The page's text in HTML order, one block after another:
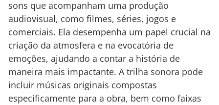
sons que acompanham uma produção
audiovisual, como filmes, séries, jogos e
comerciais. Ela desempenha um papel crucial na
criação da atmosfera e na evocatória de
emoções, ajudando a contar a história de
maneira mais impactante. A trilha sonora pode
incluir músicas originais compostas
especificamente para a obra, bem como faixas